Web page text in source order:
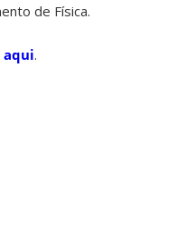
de Física.
aqui.